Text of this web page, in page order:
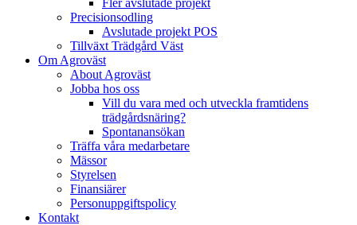
Fler avslutade projekt
Precisionsodling
Avslutade projekt POS
Tillväxt Trädgård Väst
Om Agroväst
About Agroväst
Jobba hos oss
Vill du vara med och utveckla framtidens
trädgårdsnäring?
Spontanansökan
Träffa våra medarbetare
Mässor
Styrelsen
Finansiärer
Personuppgiftspolicy
Kontakt